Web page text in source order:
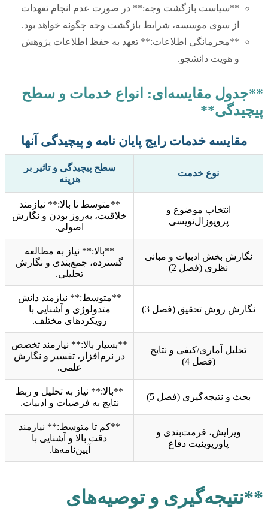
**سیاست بازگشت وجه:** در صورت عدم انجام تعهدات
از سوی موسسه، شرایط بازگشت وجه چگونه خواهد بود.
**محرمانگی اطلاعات:** تعهد به حفظ اطلاعات پژوهش
و هویت دانشجو.
**جدول مقایسه‌ای: انواع خدمات و سطح
پیچیدگی**
مقایسه خدمات رایج پایان نامه و پیچیدگی آنها
نوع خدمت
سطح پیچیدگی و تاثیر بر
هزینه
انتخاب موضوع و
پروپوزال‌نویسی
**متوسط تا بالا:** نیازمند
خلاقیت، به‌روز بودن و نگارش
اصولی.
نگارش بخش ادبیات و مبانی
نظری (فصل 2)
**بالا:** نیاز به مطالعه
گسترده، جمع‌بندی و نگارش
تحلیلی.
نگارش روش تحقیق (فصل 3)
**متوسط:** نیازمند دانش
متدولوژی و آشنایی با
رویکردهای مختلف.
تحلیل آماری/کیفی و نتایج
(فصل 4)
**بسیار بالا:** نیازمند تخصص
در نرم‌افزار، تفسیر و نگارش
علمی.
بحث و نتیجه‌گیری (فصل 5)
**بالا:** نیاز به تحلیل و ربط
نتایج به فرضیات و ادبیات.
ویرایش، فرمت‌بندی و
پاورپوینیت دفاع
**کم تا متوسط:** نیازمند
دقت بالا و آشنایی با
آیین‌نامه‌ها.
**نتیجه‌گیری و توصیه‌های